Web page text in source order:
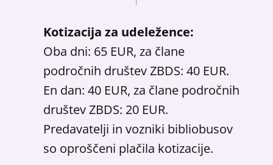
Kotizacija za udeležence:
Oba dni: 65 EUR, za člane
področnih društev ZBDS: 40 EUR.
En dan: 40 EUR, za člane področnih
društev ZBDS: 20 EUR.
Predavatelji in vozniki bibliobusov
so oproščeni plačila kotizacije.